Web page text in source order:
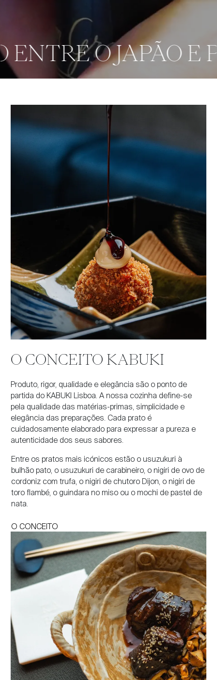
O JAPÃO E
O CONCEITO KABUKI
Produto, rigor, qualidade e elegância são o ponto de
partida do KABUKI Lisboa. A nossa cozinha define-se
pela qualidade das matérias-primas, simplicidade e
elegância das preparações. Cada prato é
cuidadosamente elaborado para expressar a pureza e
autenticidade dos seus sabores.
Entre os pratos mais icónicos estão o usuzukuri à
bulhão pato, o usuzukuri de carabineiro, o nigiri de ovo de
cordoniz com trufa, o nigiri de chutoro Dijon, o nigiri de
toro flambé, o guindara no miso ou o mochi de pastel de
nata.
O CONCEITO